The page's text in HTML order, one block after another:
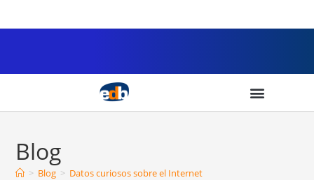
Blog
> Blog > Datos curiosos sobre el Internet